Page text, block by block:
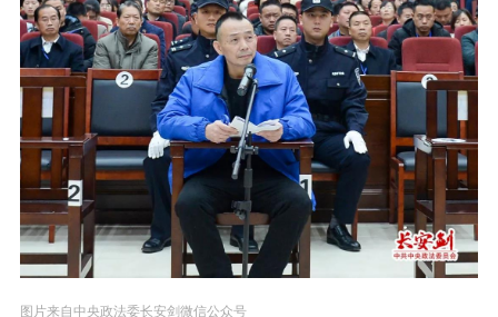
图片来自中央政法委长安剑微信公众号